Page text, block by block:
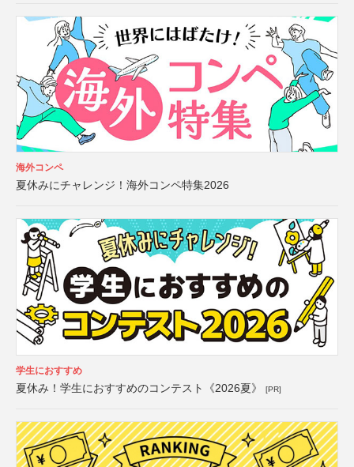
海外コンペ
夏休みにチャレンジ！海外コンペ特集2026
学生におすすめ
夏休み！学生におすすめのコンテスト《2026夏》 [PR]